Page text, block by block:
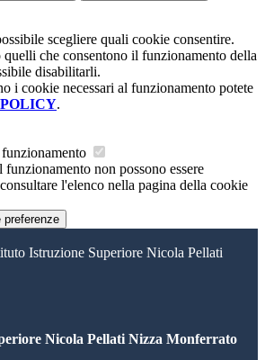
scegliere quali cookie consentire.
quelli che consentono il funzionamento della
disabilitarli.
i cookie necessari al funzionamento potete
.
non possono essere
l'elenco nella pagina della cookie
preferenze
Istruzione Superiore Nicola Pellati
Nicola Pellati Nizza Monferrato